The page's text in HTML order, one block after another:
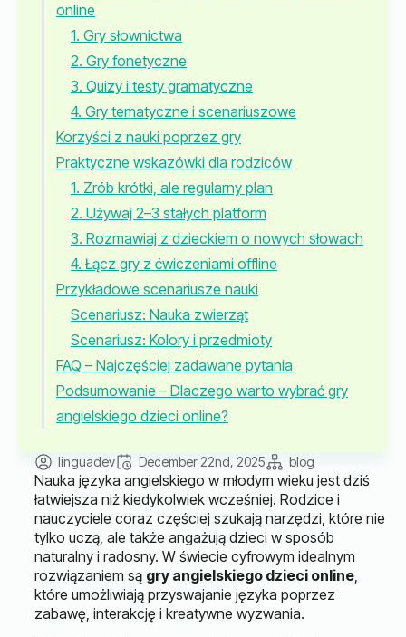
online
1. Gry słownictwa
2. Gry fonetyczne
3. Quizy i testy gramatyczne
4. Gry tematyczne i scenariuszowe
Korzyści z nauki poprzez gry
Praktyczne wskazówki dla rodziców
1. Zrób krótki, ale regularny plan
2. Używaj 2–3 stałych platform
3. Rozmawiaj z dzieckiem o nowych słowach
4. Łącz gry z ćwiczeniami offline
Przykładowe scenariusze nauki
Scenariusz: Nauka zwierząt
Scenariusz: Kolory i przedmioty
FAQ – Najczęściej zadawane pytania
Podsumowanie – Dlaczego warto wybrać gry
angielskiego dzieci online?
linguadev December 22nd, 2025 blog
Nauka języka angielskiego w młodym wieku jest dziś
łatwiejsza niż kiedykolwiek wcześniej. Rodzice i
nauczyciele coraz częściej szukają narzędzi, które nie
tylko uczą, ale także angażują dzieci w sposób
naturalny i radosny. W świecie cyfrowym idealnym
rozwiązaniem są gry angielskiego dzieci online,
które umożliwiają przyswajanie języka poprzez
zabawę, interakcję i kreatywne wyzwania.